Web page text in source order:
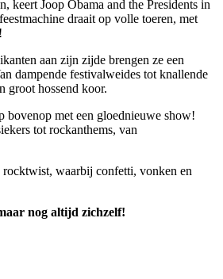
keert Joop Obama and the Presidents in
draait op volle toeren, met
aan zijn zijde brengen ze een
dampende festivalweides tot knallende
groot hossend koor.
bovenop met een gloednieuwe show!
tot rockanthems, van
rocktwist, waarbij confetti, vonken en
nog altijd zichzelf!